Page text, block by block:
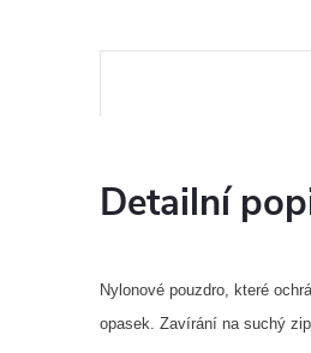
Detailní
Nylonové pouzdro, které
opasek. Zavírání na suchý